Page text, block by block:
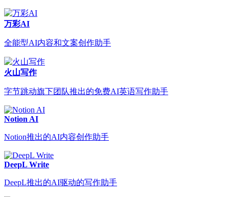
万彩AI
全能型AI内容和文案创作助手
火山写作
字节跳动旗下团队推出的免费AI英语写作助手
Notion AI
Notion推出的AI内容创作助手
DeepL Write
DeepL推出的AI驱动的写作助手